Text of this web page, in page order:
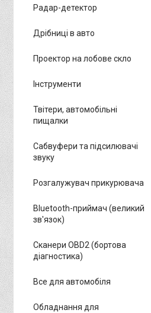
Радар-детектор
Дрібниці в авто
Проектор на лобове скло
Інструменти
Твітери, автомобільні
пищалки
Сабвуфери та підсилювачі
звуку
Розгалужувач прикурювача
Bluetooth-приймач (великий
зв'язок)
Сканери OBD2 (бортова
діагностика)
Все для автомобіля
Обладнання для